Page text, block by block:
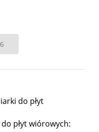
do płyt
płyt wiórowych: